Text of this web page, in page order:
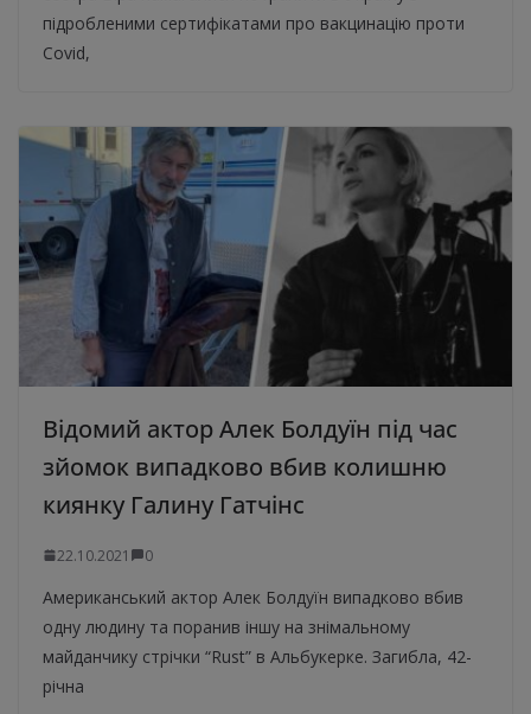
підробленими сертифікатами про вакцинацію проти
Covid,
Відомий актор Алек Болдуїн під час
зйомок випадково вбив колишню
киянку Галину Гатчінс
22.10.2021 0
Американський актор Алек Болдуїн випадково вбив
одну людину та поранив іншу на знімальному
майданчику стрічки “Rust” в Альбукерке. Загибла, 42-
річна